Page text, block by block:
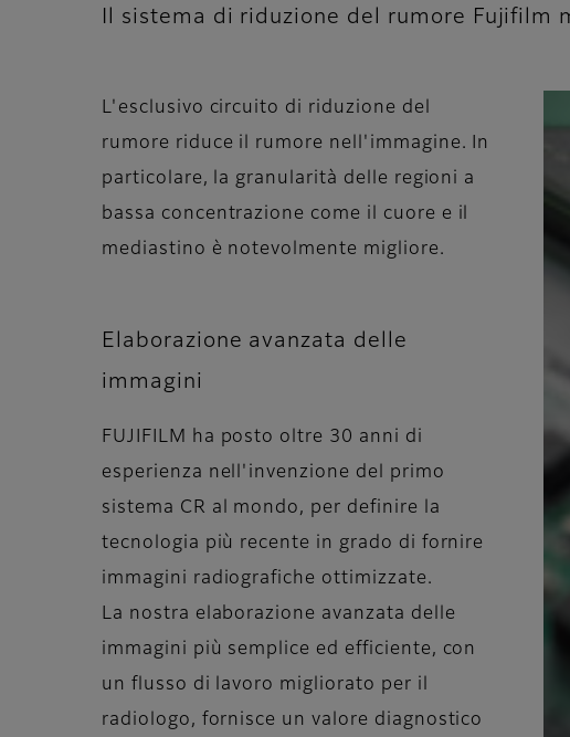
Il sistema di riduzione del rumore
L'esclusivo circuito di riduzione del
rumore riduce il rumore nell'immagine. In
particolare, la granularità delle regioni a
bassa concentrazione come il cuore e il
mediastino è notevolmente migliore.
Elaborazione avanzata delle
immagini
FUJIFILM ha posto oltre 30 anni di
esperienza nell'invenzione del primo
sistema CR al mondo, per definire la
tecnologia più recente in grado di fornire
immagini radiografiche ottimizzate.
La nostra elaborazione avanzata delle
immagini più semplice ed efficiente, con
un flusso di lavoro migliorato per il
radiologo, fornisce un valore diagnostico